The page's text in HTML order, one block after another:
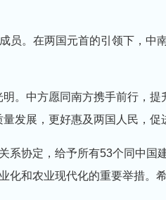
员。在两国元首的引领下，中
。中方愿同南方携手前行，提
发展，更好惠及两国人民，促
系协定，给予所有53个同中国
化和农业现代化的重要举措。